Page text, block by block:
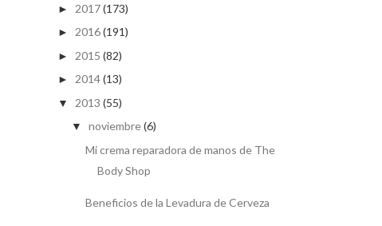
► 2017(173)
► 2016(191)
► 2015 (82)
► 2014(13)
▼ 2013 (55)
▼ noviembre(6)
Mi crema reparadora de manos de The
Body Shop
Beneficios de la Levadura de Cerveza